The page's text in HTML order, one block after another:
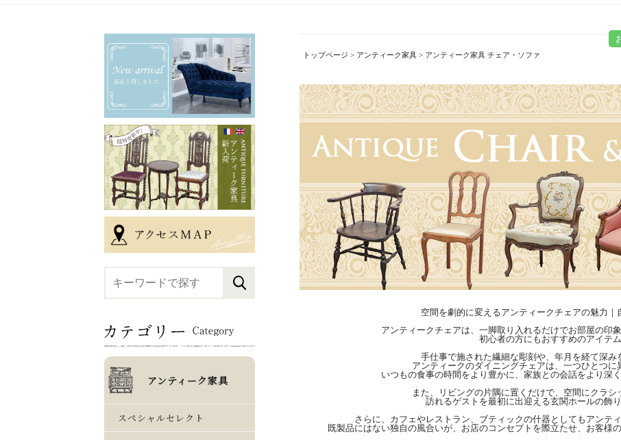
トップページ > アンティーク家具 > アンティーク家具 チェア・ソファ
空間を劇的に変えるアンティークチェアの魅力｜
アンティークチェアは、一脚取り入れるだけでお部屋の印
初心者の方にもおすすめのアイテム
手仕事で施された繊細な彫刻や、年月を経て深み
アンティークのダイニングチェアは、一つひとつに
いつもの食事の時間をより豊かに、家族との会話をより深
また、リビングの片隅に置くだけで、空間にクラシ
訪れるゲストを最初に出迎える玄関ホールの飾
さらに、カフェやレストラン、ブティックの什器としてもアンテ
既製品にはない独自の風合いが、お店のコンセプトを際立たせ、お客様